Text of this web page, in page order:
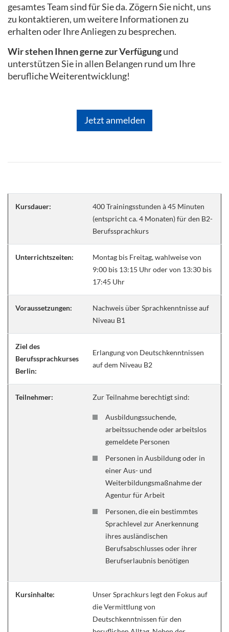
gesamtes Team sind für Sie da. Zögern Sie nicht, uns
zu kontaktieren, um weitere Informationen zu
erhalten oder Ihre Anliegen zu besprechen.
Wir stehen Ihnen gerne zur Verfügungund
unterstützen Sie in allen Belangen rund um Ihre
berufliche Weiterentwicklung!
Jetzt anmelden
Kursdauer:
400 Trainingsstunden à 45 Minuten
(entspricht ca. 4 Monaten) für den B2-
Berufssprachkurs
Unterrichtszeiten:
Montag bis Freitag, wahlweise von
9:00 bis 13:15 Uhr oder von 13:30 bis
17:45 Uhr
Voraussetzungen:
Nachweis über Sprachkenntnisse auf
Niveau B1
Ziel des
Berufssprachkurses
Berlin:
Erlangung von Deutschkenntnissen
auf dem Niveau B2
Teilnehmer: Zur Teilnahme berechtigt sind:
Ausbildungssuchende,
arbeitssuchende oder arbeitslos
gemeldete Personen
Personen in Ausbildung oder in
einer Aus- und
Weiterbildungsmaßnahme der
Agentur für Arbeit
Personen, die ein bestimmtes
Sprachlevel zur Anerkennung
ihres ausländischen
Berufsabschlusses oder ihrer
Berufserlaubnis benötigen
Kursinhalte:
Unser Sprachkurs legt den Fokus auf
die Vermittlung von
Deutschkenntnissen für den